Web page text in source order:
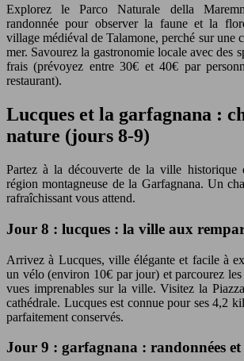
Explorez le Parco Naturale della
randonnée pour observer la faune et la
village médiéval de Talamone, perché sur une
mer. Savourez la gastronomie locale avec des
frais (prévoyez entre 30€ et 40€ par
restaurant).
Lucques et la garfagnana :
nature (jours 8-9)
Partez à la découverte de la ville historique
région montagneuse de la Garfagnana. Un
rafraîchissant vous attend.
Jour 8 : lucques : la ville aux
Arrivez à Lucques, ville élégante et facile à
un vélo (environ 10€ par jour) et parcourez
vues imprenables sur la ville. Visitez la
cathédrale. Lucques est connue pour ses 4,2
parfaitement conservés.
Jour 9 : garfagnana : randonnées